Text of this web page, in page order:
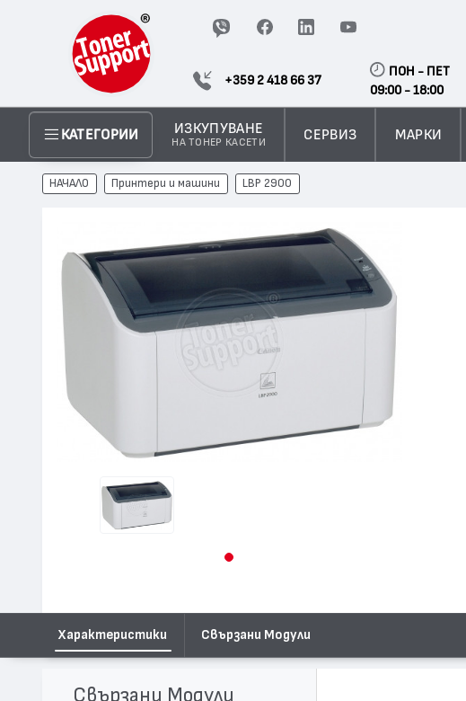
+359 2 418 66 37
ПОН - ПЕТ
09:00 - 18:00
КАТЕГОРИИ ИЗКУПУВАНЕ
НА ТОНЕР КАСЕТИ
СЕРВИЗ МАРКИ
НАЧАЛО Принтери и машини LBP 2900
Характеристики Свързани Модули
Свързани Модули